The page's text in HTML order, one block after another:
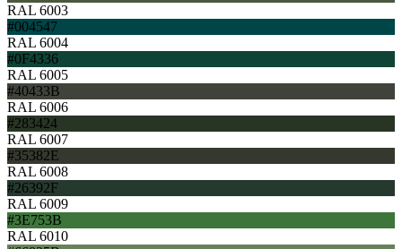
RAL 6003
#004547
RAL 6004
#0F4336
RAL 6005
#40433B
RAL 6006
#283424
RAL 6007
#35382E
RAL 6008
#26392F
RAL 6009
#3E753B
RAL 6010